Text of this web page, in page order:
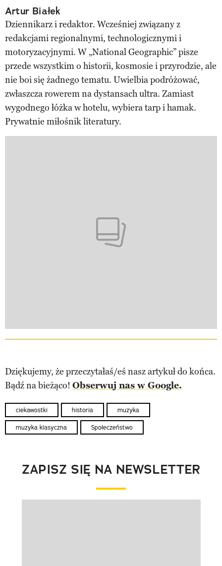
Artur Białek
Dziennikarz i redaktor. Wcześniej związany z
redakcjami regionalnymi, technologicznymi i
motoryzacyjnymi. W „National Geographic” pisze
przede wszystkim o historii, kosmosie i przyrodzie, ale
nie boi się żadnego tematu. Uwielbia podróżować,
zwłaszcza rowerem na dystansach ultra. Zamiast
wygodnego łóżka w hotelu, wybiera tarp i hamak.
Prywatnie miłośnik literatury.
Dziękujemy, że przeczytałaś/eś nasz artykuł do końca.
Bądź na bieżąco! Obserwuj nas w Google.
ciekawostki historia muzyka
muzyka klasyczna Społeczeństwo
ZAPISZ SIĘ NA NEWSLETTER